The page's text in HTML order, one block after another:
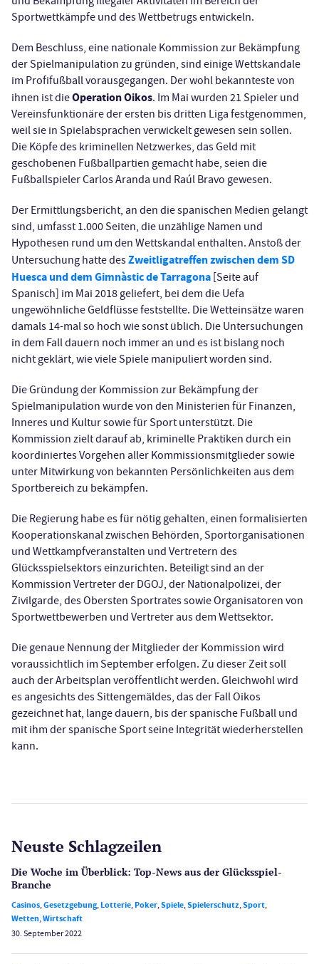
Sportwettkämpfe und des Wettbetrugs entwickeln.
Dem Beschluss, eine nationale Kommission zur Bekämpfung
der Spielmanipulation zu gründen, sind einige Wettskandale
im Profifußball vorausgegangen. Der wohl bekannteste von
ihnen ist dieOperation Oikos. Im Mai wurden 21 Spieler und
Vereinsfunktionäre der ersten bis dritten Liga festgenommen,
weil sie in Spielabsprachen verwickelt gewesen sein sollen.
Die Köpfe des kriminellen Netzwerkes, das Geld mit
geschobenen Fußballpartien gemacht habe, seien die
Fußballspieler Carlos Aranda und Raúl Bravo gewesen.
Der Ermittlungsbericht, an den die spanischen Medien gelangt
sind, umfasst 1.000 Seiten, die unzählige Namen und
Hypothesen rund um den Wettskandal enthalten. Anstoß der
Untersuchung hatte desZweitligatreffen zwischen dem SD
Huesca und dem Gimnàstic de Tarragona [Seite auf
Spanisch] im Mai 2018 geliefert, bei dem die Uefa
ungewöhnliche Geldflüsse feststellte. Die Wetteinsätze waren
damals 14-mal so hoch wie sonst üblich. Die Untersuchungen
in dem Fall dauern noch immer an und es ist bislang noch
nicht geklärt, wie viele Spiele manipuliert worden sind.
Die Gründung der Kommission zur Bekämpfung der
Spielmanipulation wurde von den Ministerien für Finanzen,
Inneres und Kultur sowie für Sport unterstützt. Die
Kommission zielt darauf ab, kriminelle Praktiken durch ein
koordiniertes Vorgehen aller Kommissionsmitglieder sowie
unter Mitwirkung von bekannten Persönlichkeiten aus dem
Sportbereich zu bekämpfen.
Die Regierung habe es für nötig gehalten, einen formalisierten
Kooperationskanal zwischen Behörden, Sportorganisationen
und Wettkampfveranstalten und Vertretern des
Glücksspielsektors einzurichten. Beteiligt sind an der
Kommission Vertreter der DGOJ, der Nationalpolizei, der
Zivilgarde, des Obersten Sportrates sowie Organisatoren von
Sportwettbewerben und Vertreter aus dem Wettsektor.
Die genaue Nennung der Mitglieder der Kommission wird
voraussichtlich im September erfolgen. Zu dieser Zeit soll
auch der Arbeitsplan veröffentlicht werden. Gleichwohl wird
es angesichts des Sittengemäldes, das der Fall Oikos
gezeichnet hat, lange dauern, bis der spanische Fußball und
mit ihm der spanische Sport seine Integrität wiederherstellen
kann.
Neuste Schlagzeilen
Die Woche im Überblick: Top-News aus der Glücksspiel-
Branche
Casinos,Gesetzgebung,Lotterie,Poker,Spiele,Spielerschutz,Sport,
Wetten,Wirtschaft
30. September 2022